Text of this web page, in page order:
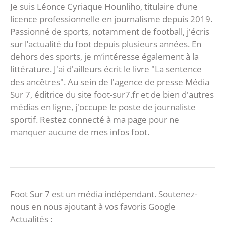
Je suis Léonce Cyriaque Hounliho, titulaire d’une
licence professionnelle en journalisme depuis 2019.
Passionné de sports, notamment de football, j'écris
sur l’actualité du foot depuis plusieurs années. En
dehors des sports, je m’intéresse également à la
littérature. J'ai d'ailleurs écrit le livre "La sentence
des ancêtres". Au sein de l'agence de presse Média
Sur 7, éditrice du site foot-sur7.fr et de bien d'autres
médias en ligne, j'occupe le poste de journaliste
sportif. Restez connecté à ma page pour ne
manquer aucune de mes infos foot.
Foot Sur 7 est un média indépendant. Soutenez-
nous en nous ajoutant à vos favoris Google
Actualités :